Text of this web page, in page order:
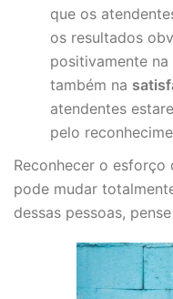
que os
os resultados
positivamente na
também na
atendentes
pelo
Reconhecer o esforço
pode mudar
dessas pessoas,